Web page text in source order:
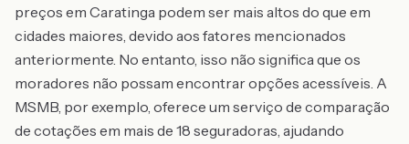
preços em Caratinga podem ser mais altos do que em
cidades maiores, devido aos fatores mencionados
anteriormente. No entanto, isso não significa que os
moradores não possam encontrar opções acessíveis. A
MSMB, por exemplo, oferece um serviço de comparação
de cotações em mais de 18 seguradoras, ajudando